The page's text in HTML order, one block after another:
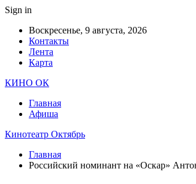
Sign in
Воскресенье, 9 августа, 2026
Контакты
Лента
Карта
КИНО ОК
Главная
Афиша
Кинотеатр Октябрь
Главная
Российский номинант на «Оскар»